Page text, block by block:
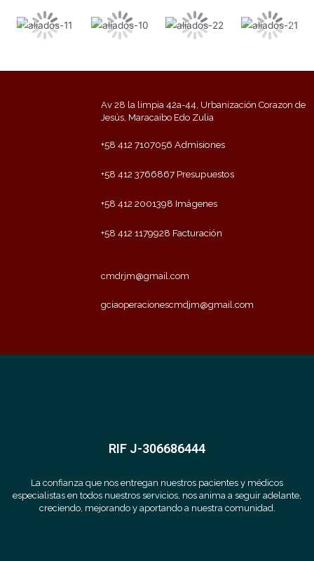
Av 28 la limpia 42a-44, Urbanización Corazon de
Jesús, Maracaibo Edo Zulia
+58 412 7107056 Admisiones
+58 412 3766867 Presupuestos
+58 412 2001398 Imágenes
+58 412 1179928 Facturación
cmdrjm@gmail.com
gciaoperacionescmdjm@gmail.com
RIF J-306686444
La confianza que nos entregan nuestros pacientes y médicos
especialistas en todos nuestros servicios, nos anima a seguir adelante,
creciendo, mejorando y aportando a nuestra comunidad.